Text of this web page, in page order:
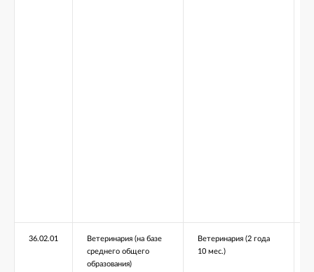
36.02.01
Ветеринария (на базе
среднего общего
образования)
Ветеринария (2 года
10 мес.)